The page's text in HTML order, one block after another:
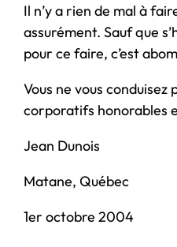
Il n’y a rien de mal à
assurément. Sauf que
pour ce faire, c’est
Vous ne vous conduisez
corporatifs honorables
Jean Dunois
Matane, Québec
1er octobre 2004